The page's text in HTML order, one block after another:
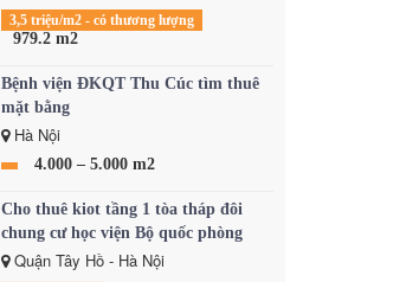
3,5 triệu/m2 - có thương lượng
979.2 m2
Bệnh viện ĐKQT Thu Cúc tìm thuê
mặt bằng
Hà Nội
4.000 – 5.000 m2
Cho thuê kiot tầng 1 tòa tháp đôi
chung cư học viện Bộ quốc phòng
Quận Tây Hồ - Hà Nội